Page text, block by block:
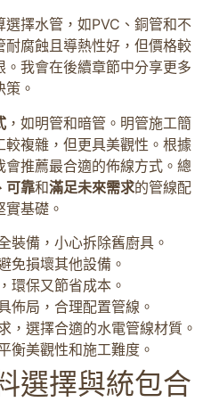
擇水管，如PVC、銅管和不
腐蝕且導熱性好，但價格較
我會在後續章節中分享更多
。
，如明管和暗管。明管施工簡
複雜，但更具美觀性。根據
推薦最合適的佈線方式。總
可靠和滿足未來需求的管線配
基礎。
裝備，小心拆除舊廚具。
免損壞其他設備。
環保又節省成本。
佈局，合理配置管線。
，選擇合適的水電管線材質。
衡美觀性和施工難度。
選擇與統包合